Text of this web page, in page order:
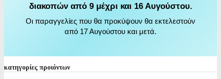
διακοπών από 9 μέχρι και 16 Αυγούστου.
Οι παραγγελίες που θα προκύψουν θα εκτελεστούν
από 17 Αυγούστου και μετά.
κατηγορίες προιόντων